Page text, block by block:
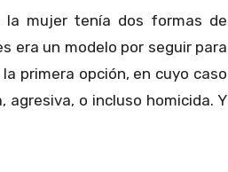
la mujer tenía dos formas de
era un modelo por seguir para
primera opción, en cuyo caso
agresiva, o incluso homicida. Y